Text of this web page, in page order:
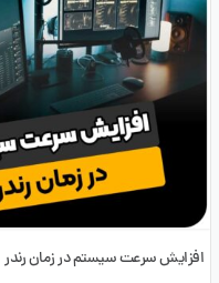
افزایش سرعت سیستم در زمان رندر